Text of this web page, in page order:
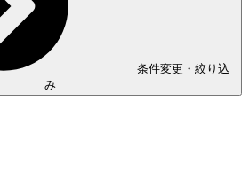
条件変更・絞り込
み